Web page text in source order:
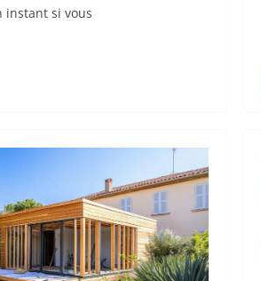
instant si vous